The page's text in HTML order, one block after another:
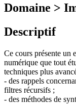
Domaine >
Descriptif
Ce cours présente un
numérique que tout
techniques plus
- des rappels
filtres récursifs ;
- des méthodes de